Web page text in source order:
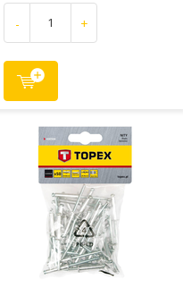
- +